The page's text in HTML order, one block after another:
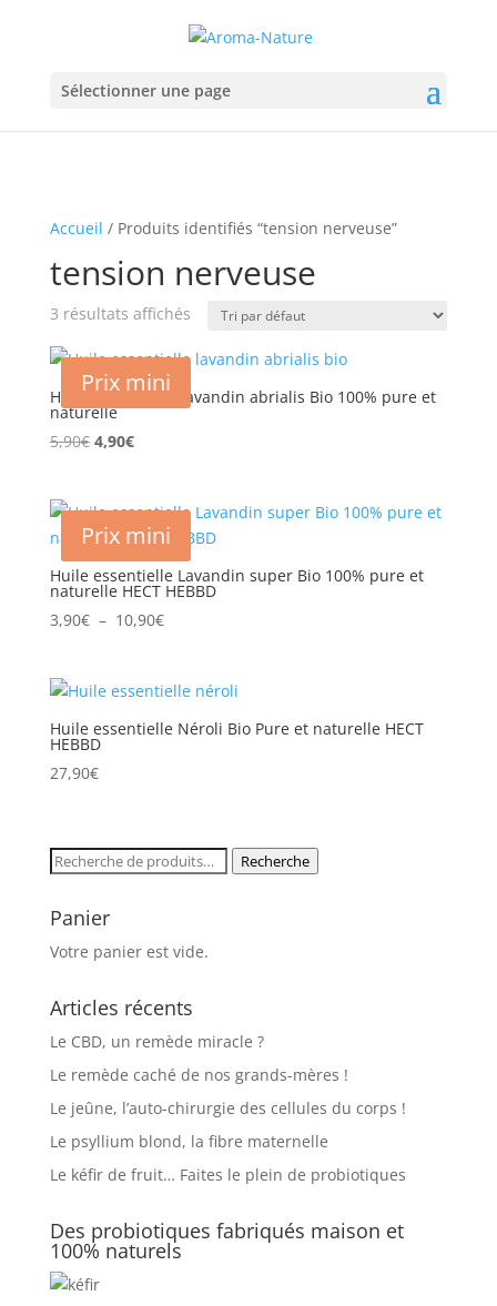
Sélectionner une page
Accueil / Produits identifiés “tension nerveuse”
tension nerveuse
3 résultats affichés
Prix mini
Huile essentielle Lavandin abrialis Bio 100% pure et
naturelle
5,90€ Le
était :
5,90€.
4,90€Le
est :
4,90€.
Prix mini
Huile essentielle Lavandin super Bio 100% pure et
naturelle HECT HEBBD
3,90€ – 10,90€Plage
3,90€
à
Huile essentielle Néroli Bio Pure et naturelle HECT
HEBBD
27,90€
Recherche
Recherche
Panier
Votre panier est vide.
Articles récents
Le CBD, un remède miracle ?
Le remède caché de nos grands-mères !
Le jeûne, l’auto-chirurgie des cellules du corps !
Le psyllium blond, la fibre maternelle
Le kéfir de fruit… Faites le plein de probiotiques
Des probiotiques fabriqués maison et
100% naturels